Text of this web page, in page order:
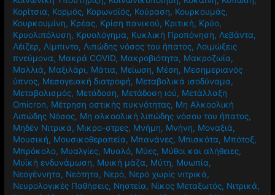
Κορίτσια, Κορμός, Κορωνοϊός, Κούραση, Κουρκουμάς,
Κουρκουμίνη, Κρέας, Κρίση πανικού, Κριτική, Κρύο,
Κρυολιπόλυση, Κρυολόγημα, Κυκλική Προπόνηση, Λεβάντα,
Λέιζερ, Λίμπιντο, Λιπώδης νόσος του ήπατος, Λοιμώξεις
πνεύμονα, Μακρά COVID, Μακροβιότητα, Μακροζωία,
Μαλλιά, Μαξιλάρι, Μάτια, Μείωση, Μέση, Μεσημεριανός
ύπνος, Μεσογειακή διατροφή, Μεταβολικά ισοδύναμα,
Μεταβολισμός, Μετάδοση, Μετάδοση ιού, Μετάλλαξη
Omicron, Μέτρηση οστικής πυκνότητας, Μη Αλκοολική
Λιπώδης Νόσος, Μη αλκοολική λιπώδης νόσου του ήπατος,
Μηδέν Νιτρικά, Μικρο-στρες, Μνήμη, Μνήνη, Μοναξιά,
Μουσική, Μουσικοθεραπεία, Μπανάνες, Μπισκότα, Μπότοξ,
Μπρόκολο, Μυαλγίες, Μυαλό, Μύες, Μύθοι και αλήθειες,
Μυϊκή ενδυνάμωση, Μυική μάζα, Μύτη, Μυωπία,
Νεογέννητα, Νεότητα, Νερό, Νερό χωρίς νιτρικά,
Νευρολογικές Παθήσεις, Νηστεία, Νίκος Μεταξωτός, Νιτρικά,